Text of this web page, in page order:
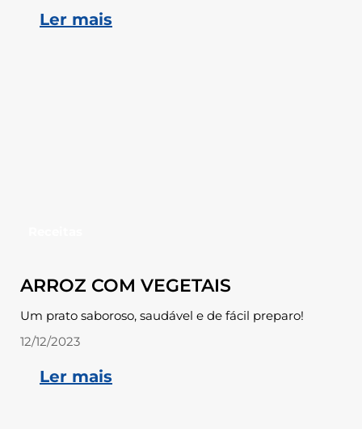
Ler mais
ARROZ COM VEGETAIS
Um prato saboroso, saudável e de fácil preparo!
12/12/2023
Ler mais